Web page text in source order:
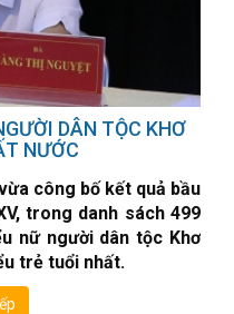
DÂN TỘC KHƠ
NƯỚC
công bố kết quả bầu
trong danh sách 499
nữ người dân tộc Khơ
trẻ tuổi nhất.